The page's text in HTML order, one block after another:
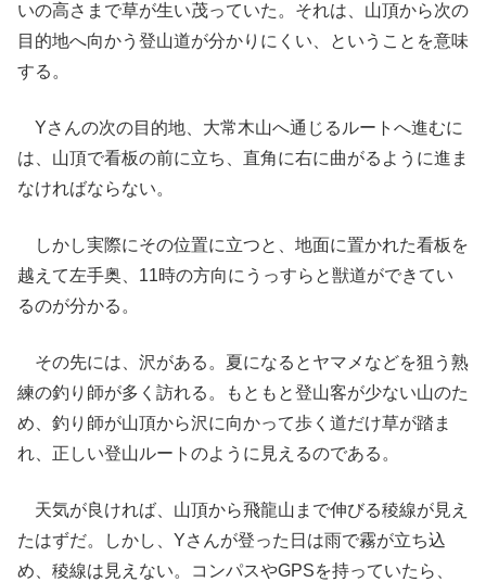
いの高さまで草が生い茂っていた。それは、山頂から次の
目的地へ向かう登山道が分かりにくい、ということを意味
する。
Yさんの次の目的地、大常木山へ通じるルートへ進むに
は、山頂で看板の前に立ち、直角に右に曲がるように進ま
なければならない。
しかし実際にその位置に立つと、地面に置かれた看板を
越えて左手奥、11時の方向にうっすらと獣道ができてい
るのが分かる。
その先には、沢がある。夏になるとヤマメなどを狙う熟
練の釣り師が多く訪れる。もともと登山客が少ない山のた
め、釣り師が山頂から沢に向かって歩く道だけ草が踏ま
れ、正しい登山ルートのように見えるのである。
天気が良ければ、山頂から飛龍山まで伸びる稜線が見え
たはずだ。しかし、Yさんが登った日は雨で霧が立ち込
め、稜線は見えない。コンパスやGPSを持っていたら、